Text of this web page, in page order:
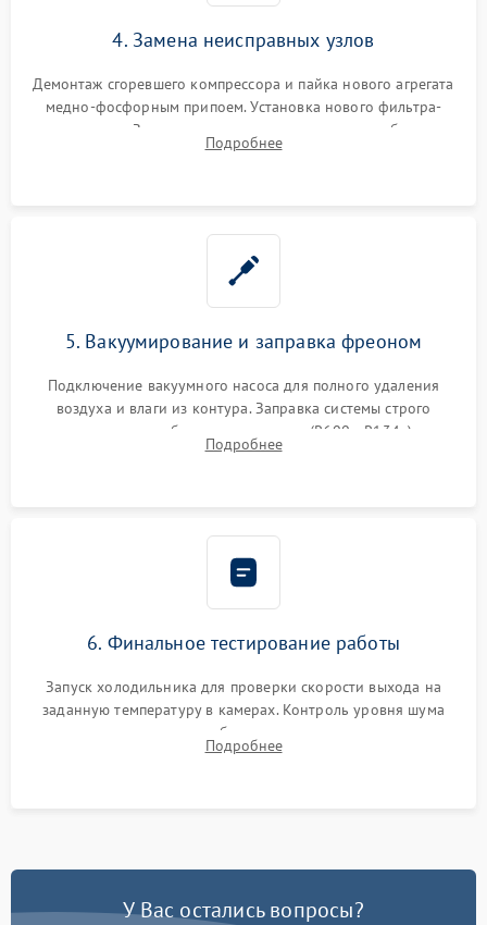
4. Замена неисправных узлов
Демонтаж сгоревшего компрессора и пайка нового агрегата
медно-фосфорным припоем. Установка нового фильтра-
осушителя. Замена изношенных вентиляторов обдува,
сломанных заслонок или поврежденных дверных петель.
Подробнее
5. Вакуумирование и заправка фреоном
Подключение вакуумного насоса для полного удаления
воздуха и влаги из контура. Заправка системы строго
дозированным объемом хладагента (R600a, R134a) по
электронным весам. Контроль рабочего давления в системе.
Подробнее
6. Финальное тестирование работы
Запуск холодильника для проверки скорости выхода на
заданную температуру в камерах. Контроль уровня шума
компрессора, отсутствия обмерзания стенок и корректного
срабатывания системы автоматической оттайки.
Подробнее
У Вас остались вопросы?